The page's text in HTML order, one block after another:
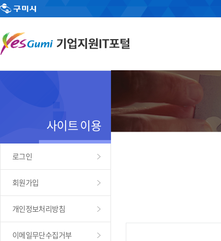
사이트 이용
로그인
회원가입
개인정보처리방침
이메일무단수집거부